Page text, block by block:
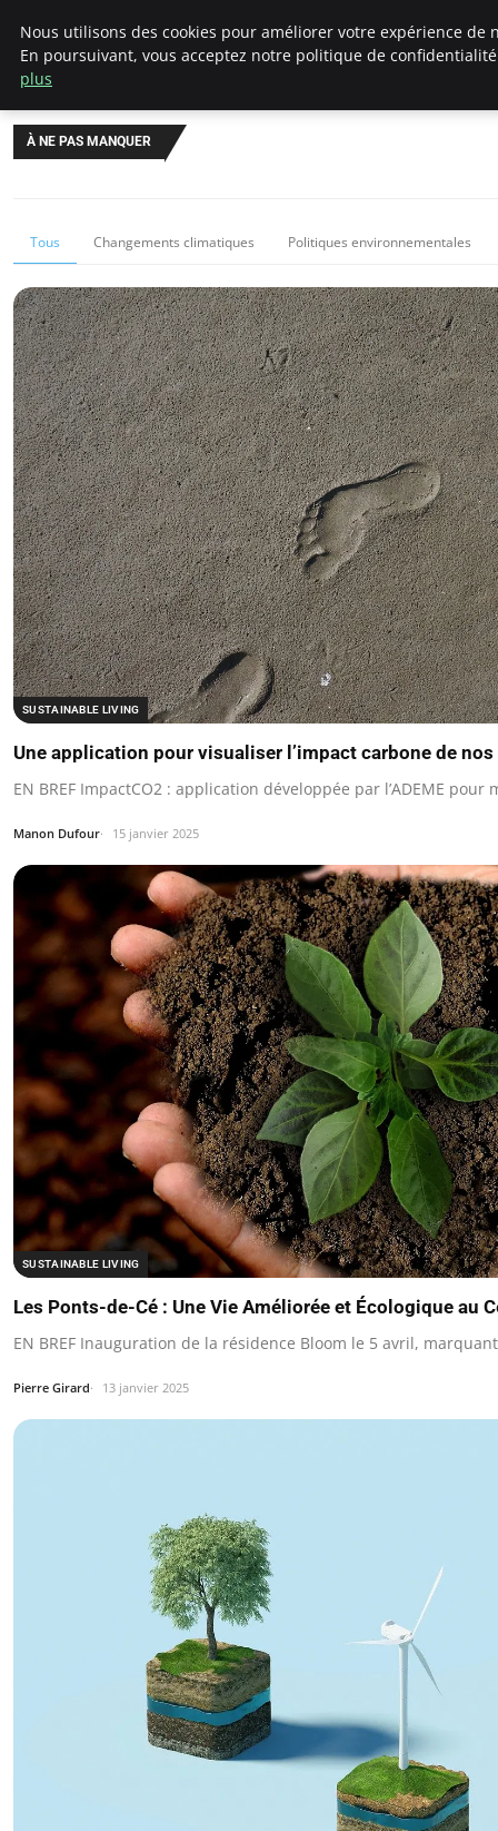
Climategatecountryclub.com
À NE PAS MANQUER
Tous Changements climatiques Politiques environnementales
SUSTAINABLE LIVING
Une application pour visualiser l’impact carbone de
EN BREF ImpactCO2 : application développée par l’ADEME
Manon Dufour 15 janvier 2025
SUSTAINABLE LIVING
Les Ponts-de-Cé : Une Vie Améliorée et Écologique au
EN BREF Inauguration de la résidence Bloom le 5 avril,
Pierre Girard 13 janvier 2025
Nous utilisons des cookies pour améliorer votre expérience de
En poursuivant, vous acceptez notre politique de
plus